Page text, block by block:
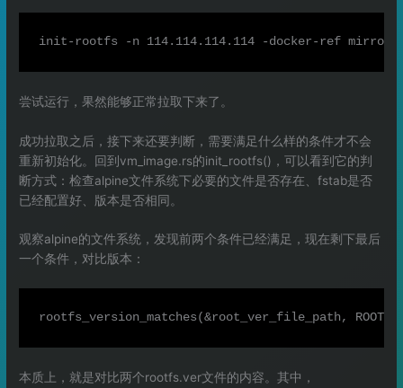
尝试运行，果然能够正常拉取下来了。
成功拉取之后，接下来还要判断，需要满足什么样的条件才不会
重新初始化。回到vm_image.rs的init_rootfs()，可以看到它的判
断方式：检查alpine文件系统下必要的文件是否存在、fstab是否
已经配置好、版本是否相同。
观察alpine的文件系统，发现前两个条件已经满足，现在剩下最后
一个条件，对比版本：
本质上，就是对比两个rootfs.ver文件的内容。其中，